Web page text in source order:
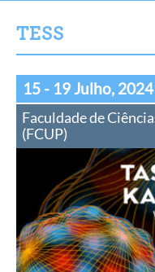
TESS
15 - 19 Julho, 2024
Faculdade de
(FCUP)